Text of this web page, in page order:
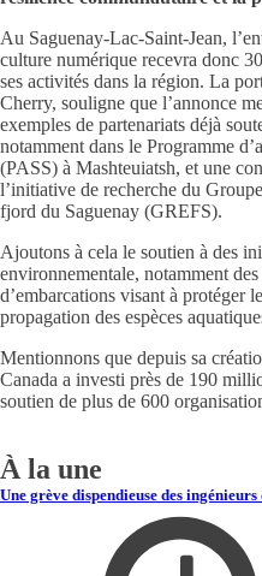
Au Saguenay-Lac-Saint-Jean,
culture numérique recevra donc
ses activités dans la région. La
Cherry, souligne que l’annonce
exemples de partenariats déjà
notamment dans le Programme
(PASS) à Mashteuiatsh, et une
l’initiative de recherche du
fjord du Saguenay (GREFS).
Ajoutons à cela le soutien à des
environnementale, notamment
d’embarcations visant à protéger
propagation des espèces
Mentionnons que depuis sa
Canada a investi près de 190
soutien de plus de 600
À la une
Une grève dispendieuse des ingénieurs